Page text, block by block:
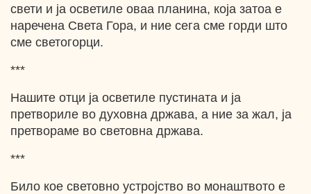
свети и ја осветиле оваа планина, која затоа е
наречена Света Гора, и ние сега сме горди што
сме светогорци.
***
Нашите отци ја осветиле пустината и ја
претвориле во духовна држава, а ние за жал, ја
претвораме во световна држава.
***
Било кое световно устројство во монаштвото е